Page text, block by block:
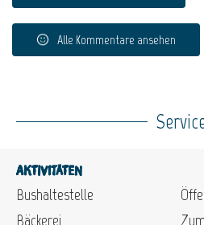
Alle Kommentare ansehen
Aktivitäten
Bushaltestelle
Bäckerei